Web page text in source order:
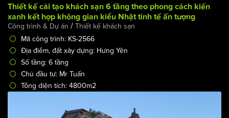
Thiết kế cải tạo khách sạn 6 tầng theo phong cách kiến
xanh kết hợp không gian kiểu Nhật tinh tế ấn tượng
Công trình & Dự án
Mã công trình: KS-2566
Địa điểm, đất xây dựng: Hưng Yên
Chủ đầu tư: Mr Tuấn